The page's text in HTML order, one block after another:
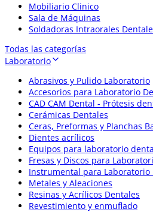
Mobiliario Clinico
Sala de Máquinas
Soldadoras Intraorales
Todas las categorías
Laboratorio
Abrasivos y Pulido Laboratorio
Accesorios para Laboratorio
CAD CAM Dental - Prótesis
Cerámicas Dentales
Ceras, Preformas y Planchas
Dientes acrílicos
Equipos para laboratorio
Fresas y Discos para
Instrumental para Laboratorio
Metales y Aleaciones
Resinas y Acrílicos Dentales
Revestimiento y enmuflado